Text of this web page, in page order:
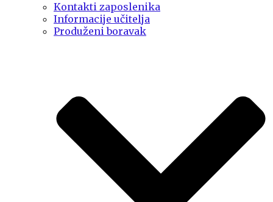
Kontakti zaposlenika
Informacije učitelja
Produženi boravak